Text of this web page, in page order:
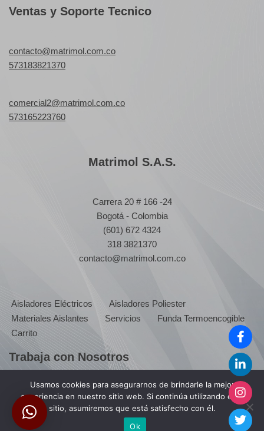
Ventas y Soporte Tecnico
contacto@matrimol.com.co
573183821370
comercial2@matrimol.com.co
573165223760
Matrimol S.A.S.
Carrera 20 # 166 -24
Bogotá - Colombia
(601) 672 4324
318 3821370
contacto@matrimol.com.co
Aisladores Eléctricos
Aisladores Poliester
Materiales Aislantes
Servicios
Funda Termoencogible
Carrito
Trabaja con Nosotros
Envia tu hoja de vida a:
servicioalcliente@matrimol.com.co
Usamos cookies para asegurarnos de brindarle la mejor
experiencia en nuestro sitio web. Si continúa utilizando este
sitio, asumiremos que está satisfecho con él.
Ok